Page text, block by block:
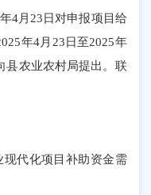
月23日对申报项目给
年4月23日至2025年
县农业农村局提出。联
现代化项目补助资金需